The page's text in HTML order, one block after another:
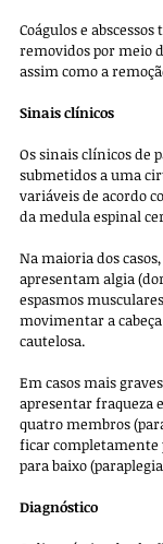
Coágulos e
removidos por meio
assim como a
Sinais clínicos
Os sinais clínicos de
submetidos a uma
variáveis de acordo
da medula espinal
Na maioria dos
apresentam algia
espasmos
movimentar a
cautelosa.
Em casos mais
apresentar fraqueza
quatro membros
ficar completamente
para baixo
Diagnóstico